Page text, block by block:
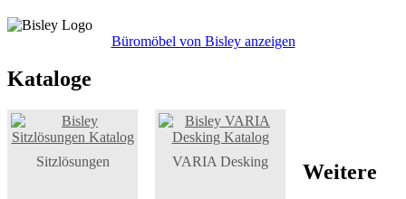
Büromöbel von Bisley anzeigen
Kataloge
Sitzlösungen VARIA Desking Weitere